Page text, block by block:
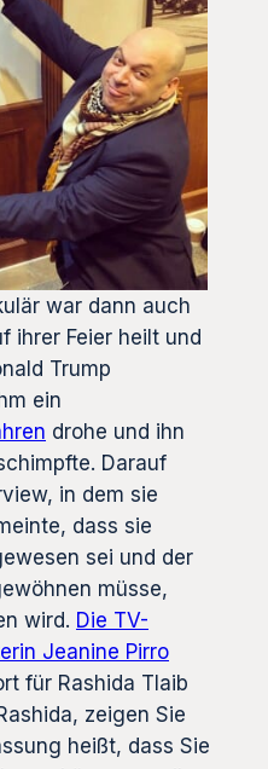
war dann auch
ihrer Feier heilt und
Trump
ein
drohe und ihn
Darauf
in dem sie
dass sie
sei und der
müsse,
wird. Die TV-
Jeanine Pirro
für Rashida Tlaib
zeigen Sie
heißt, dass Sie